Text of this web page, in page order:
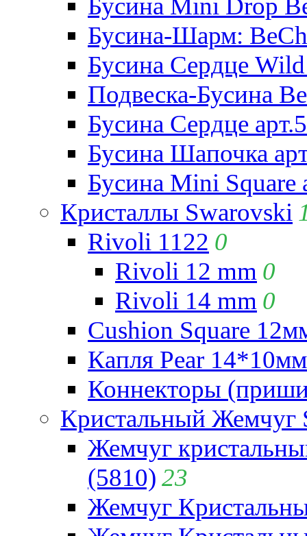
Бусина-Шарм:
Бусина Сердце
Подвеска-Бусина
Бусина Сердце
Бусина Шапочка
Бусина Mini Square
Кристаллы Swarovski
Rivoli 1122 0
Rivoli 12 mm 0
Rivoli 14 mm 0
Cushion Square
Капля Pear
Коннекторы
Кристальный Жемчуг
Жемчуг
(5810) 23
Жемчуг